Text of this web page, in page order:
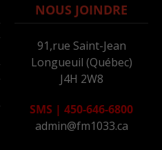
NOUS JOINDRE
91,rue Saint-Jean
Longueuil (Québec)
J4H 2W8
SMS | 450-646-6800
admin@fm1033.ca